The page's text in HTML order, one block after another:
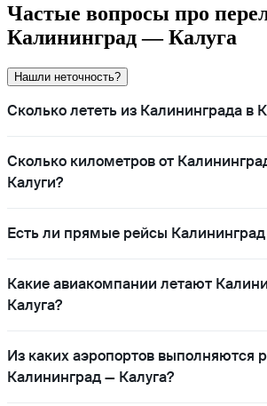
Частые вопросы про
Калининград — Калуга
Нашли неточность?
Сколько лететь из Калининграда в
Сколько километров от
Калуги?
Есть ли прямые рейсы Калининград
Какие авиакомпании летают
Калуга?
Из каких аэропортов выполняются
Калининград — Калуга?